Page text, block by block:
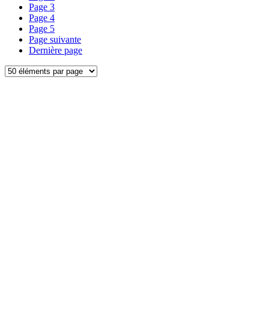
Page 3
Page 4
Page 5
Page suivante
Dernière page